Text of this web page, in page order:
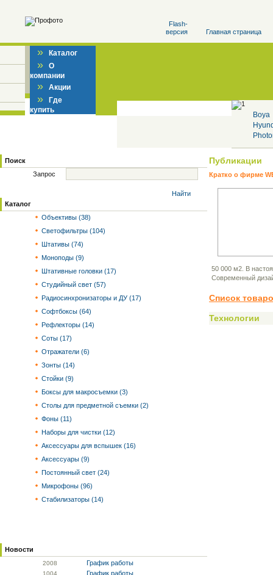
Flash-
версия
Главная страница
» Каталог
» О
компании
» Акции
» Где
купить
Boya
Поиск
Запрос
Найти
Каталог
Объективы (38)
Светофильтры (104)
Штативы (74)
Моноподы (9)
Штативные головки (17)
Студийный свет (57)
Радиосинхронизаторы и ДУ (17)
Софтбоксы (64)
Рефлекторы (14)
Соты (17)
Отражатели (6)
Зонты (14)
Стойки (9)
Боксы для макросъемки (3)
Столы для предметной съемки (2)
Фоны (11)
Наборы для чистки (12)
Аксессуары для вспышек (16)
Аксессуары (9)
Постоянный свет (24)
Микрофоны (96)
Стабилизаторы (14)
Новости
2008 График работы
1004 График работы
Публикации
Кратко о фирме
50 000 м2. В
Современный
Список
Технологии